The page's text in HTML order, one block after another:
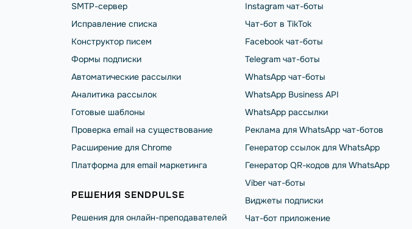
SMTP-сервер
Исправление списка
Конструктор писем
Формы подписки
Автоматические рассылки
Аналитика рассылок
Готовые шаблоны
Проверка email на существование
Расширение для Chrome
Платформа для email маркетинга
РЕШЕНИЯ SENDPULSE
Решения для онлайн-преподавателей
Instagram чат-боты
Чат-бот в TikTok
Facebook чат-боты
Telegram чат-боты
WhatsApp чат-боты
WhatsApp Business API
WhatsApp рассылки
Реклама для WhatsApp чат-ботов
Генератор ссылок для WhatsApp
Генератор QR-кодов для WhatsApp
Viber чат-боты
Виджеты подписки
Чат-бот приложение